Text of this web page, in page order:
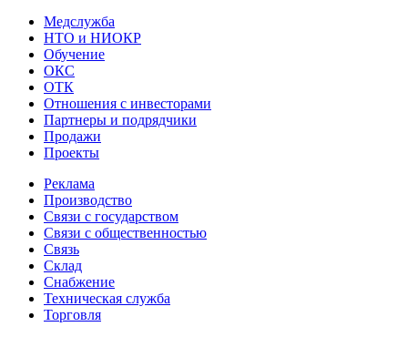
Медслужба
НТО и НИОКР
Обучение
ОКС
ОТК
Отношения с инвесторами
Партнеры и подрядчики
Продажи
Проекты
Реклама
Производство
Связи с государством
Связи с общественностью
Связь
Склад
Снабжение
Техническая служба
Торговля